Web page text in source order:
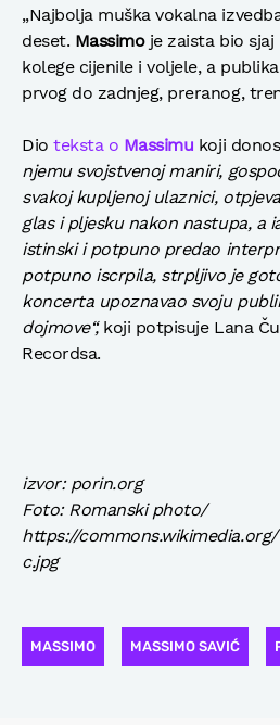
„Najbolja muška vokalna
deset. Massimo je zaista bio
kolege cijenile i voljele, a
prvog do zadnjeg, preranog,
Dioteksta o Massimu koji
njemu svojstvenoj maniri,
svakoj kupljenoj ulaznici,
glas i pljesku nakon nastupa, a
istinski i potpuno predao
potpuno iscrpila, strpljivo je
koncerta upoznavao svoju
dojmove“, koji potpisuje Lana
Recordsa.
izvor: porin.org
Foto: Romanski photo/
https://
c.jpg
MASSIMO MASSIMO SAVIĆ